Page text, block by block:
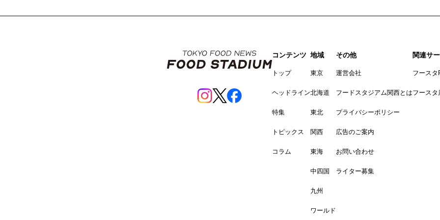
コンテンツ
トップ
ヘッドライン
特集
トピックス
コラム
地域
東京
北海道
東北
関西
東海
中四国
九州
ワールド
その他
運営会社
フードスタジアム関西とは
プライバシーポリシー
広告のご案内
お問い合わせ
ライター募集
関連サ
フースタ
フースタ